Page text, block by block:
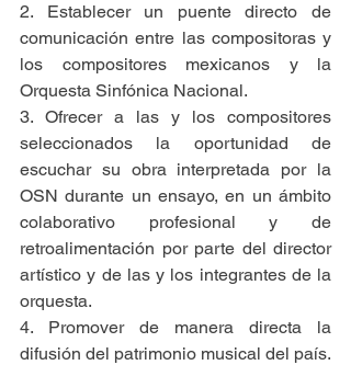
2. Establecer un puente directo de
comunicación entre las compositoras y
los compositores mexicanos y la
Orquesta Sinfónica Nacional.
3. Ofrecer a las y los compositores
seleccionados la oportunidad de
escuchar su obra interpretada por la
OSN durante un ensayo, en un ámbito
colaborativo profesional y de
retroalimentación por parte del director
artístico y de las y los integrantes de la
orquesta.
4. Promover de manera directa la
difusión del patrimonio musical del país.